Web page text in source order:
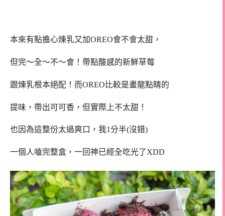
本來有點擔心煉乳又加OREO會不會太甜，
但完～全～不～會！帶點酸感的新鮮草莓
跟煉乳根本絕配！而OREO比較是畫龍點睛的
提味，帶出可可香，但實際上不太甜！
也因為這整份太過爽口，我1分半(沒錯)
一個人嗑完整盒，一回神已經全吃光了XDD